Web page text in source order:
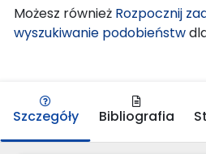
Możesz również Rozpocznij
wyszukiwanie podobieństw
Szczegóły Bibliografia